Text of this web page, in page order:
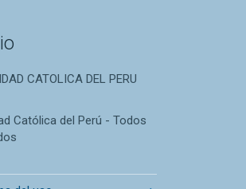
CATOLICA DEL PERU
Católica del Perú - Todos